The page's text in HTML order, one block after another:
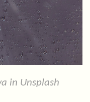
in Unsplash